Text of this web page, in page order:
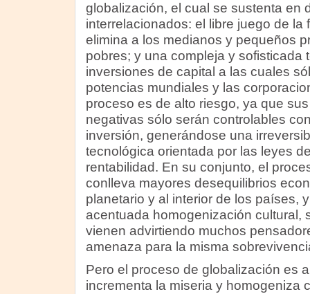
globalización, el cual se sustenta en
interrelacionados: el libre juego de la
elimina a los medianos y pequeños
pobres; y una compleja y sofisticada
inversiones de capital a las cuales
potencias mundiales y las
proceso es de alto riesgo, ya que
negativas sólo serán controlables
inversión, generándose una
tecnológica orientada por las leyes
rentabilidad. En su conjunto, el
conlleva mayores desequilibrios
planetario y al interior de los países,
acentuada homogenización cultural,
vienen advirtiendo muchos
amenaza para la misma
Pero el proceso de globalización es
incrementa la miseria y homogeniza